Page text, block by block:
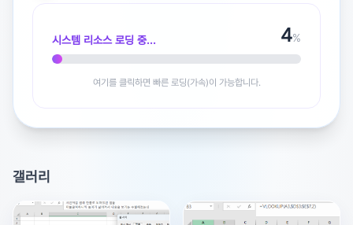
광고 [X]를 누르면 내용이 해제됩니다
시스템 리소스 로딩 중... 5%
여기를 클릭하면 빠른 로딩(가속)이 가능합니다.
갤러리